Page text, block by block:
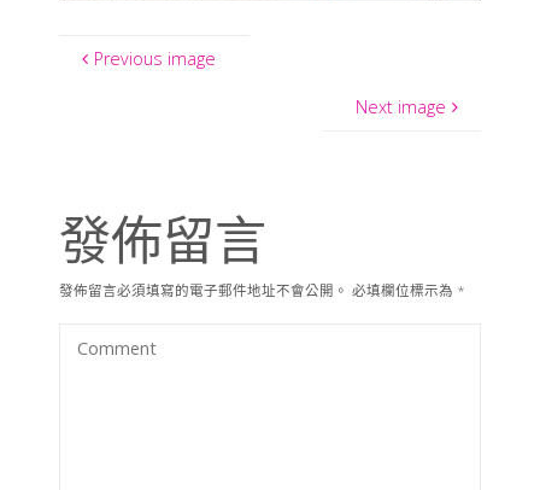
Previous image
Next image
發佈留言
發佈留言必須填寫的電子郵件地址不會公開。 必填欄位標示為 *